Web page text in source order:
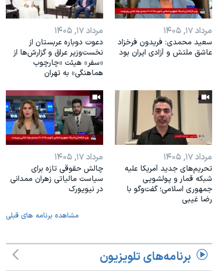
مرداد ۱۷, ۱۴۰۵
سعید محمدی: فریدون فرخزاد
عاشق ملتش و آزادی ایران بود
مرداد ۱۷, ۱۴۰۵
دعوت دوباره عربستان از
نخست‌وزیر عراق و گزارش‌ها از
«سفر» هیئت «چارچوب
هماهنگی» به تهران
مرداد ۱۷, ۱۴۰۵
تحریم‌های جدید آمریکا علیه
شبکه قمار و پولشویی
جمهوری اسلامی؛ گفت‌وگو با
رضا غیبی
مرداد ۱۷, ۱۴۰۵
چالش حقوقی تازه برای
سیاست مالیاتی زهران ممدانی
در نیویورک
مشاهده برنامه های قبلی
برنامه‌های تلویزیون